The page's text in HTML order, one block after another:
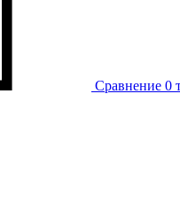
Сравнение 0